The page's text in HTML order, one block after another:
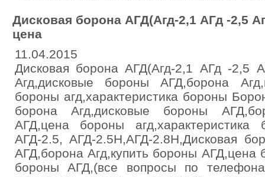
Дисковая борона АГД(Агд-2,1 АГд -2,5
цена
11.04.2015
Дисковая борона АГД(Агд-2,1 АГд -2,5
Агд,дисковые бороны АГД,борона
бороны агд,характеристика бороны
борона Агд,дисковые бороны
АГД,цена бороны
АГД-2.5, АГД-2.5Н,АГД-2.8Н,Дисковая
АГД,борона Агд,купить бороны АГД,цена
бороны АГД,(все вопросы по